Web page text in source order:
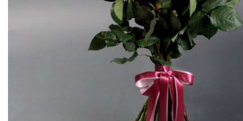
Букет із 15 рожевих троянд Пінк Охара від магазину
відзначається особливим ароматом та
що вирощені нашими фахівцями з майстерністю та